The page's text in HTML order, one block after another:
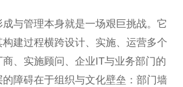
与管理本身就是一场艰巨挑战。它
建过程横跨设计、实施、运营多个
商、实施顾问、企业IT与业务部门的
障碍在于组织与文化壁垒：部门墙